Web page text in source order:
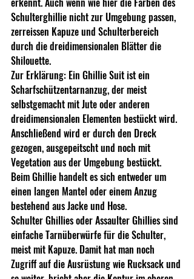
Schulterghillie nicht zur Umgebung passen,
zerreissen Kapuze und Schulterbereich
durch die dreidimensionalen Blätter die
Shilouette.
Zur Erklärung: Ein Ghillie Suit ist ein
Scharfschützentarnanzug, der meist
selbstgemacht mit Jute oder anderen
dreidimensionalen Elementen bestückt wird.
Anschließend wird er durch den Dreck
gezogen, ausgepeitscht und noch mit
Vegetation aus der Umgebung bestückt.
Beim Ghillie handelt es sich entweder um
einen langen Mantel oder einem Anzug
bestehend aus Jacke und Hose.
Schulter Ghillies oder Assaulter Ghillies sind
einfache Tarnüberwürfe für die Schulter,
meist mit Kapuze. Damit hat man noch
Zugriff auf die Ausrüstung wie Rucksack und